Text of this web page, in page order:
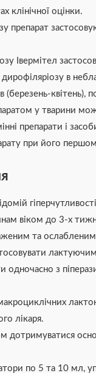
клінічної оцінки.
препарат
Івермітел
в
квітень),
у тварини
препарати і
при його
віком до 3-х
та
одночасно з
лікаря.
дотримуватися
по 5 та 10 мл,